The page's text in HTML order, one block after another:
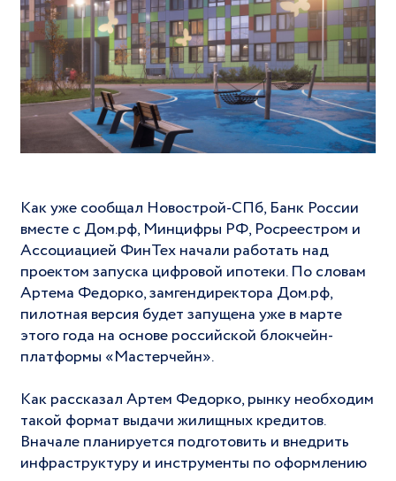
Как уже сообщал Новострой-СПб, Банк России
вместе с Дом.рф, Минцифры РФ, Росреестром и
Ассоциацией ФинТех начали работать над
проектом запуска цифровой ипотеки. По словам
Артема Федорко, замгендиректора Дом.рф,
пилотная версия будет запущена уже в марте
этого года на основе российской блокчейн-
платформы «Мастерчейн».
Как рассказал Артем Федорко, рынку необходим
такой формат выдачи жилищных кредитов.
Вначале планируется подготовить и внедрить
инфраструктуру и инструменты по оформлению